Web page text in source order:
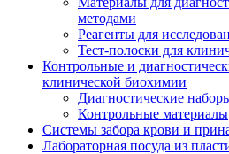
методами
Реагенты для
Тест-полоски для
Контрольные и
клинической биохимии
Диагностические
Контрольные материалы
Системы забора крови и
Лабораторная посуда из